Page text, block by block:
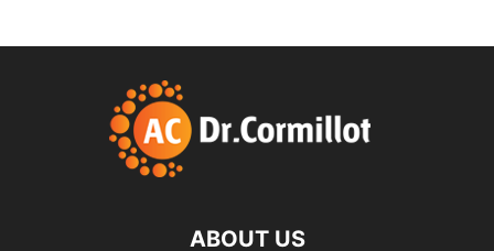
ABOUT US